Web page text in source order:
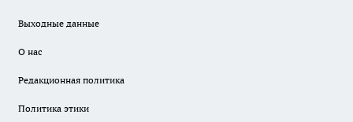
Выходные данные
О нас
Редакционная политика
Политика этики